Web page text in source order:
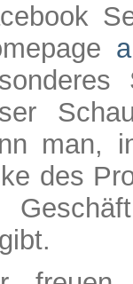
man,
des